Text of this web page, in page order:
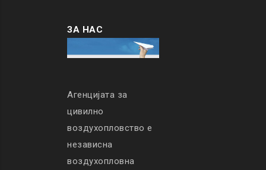
ЗА НАС
Агенцијата за
цивилно
воздухопловство е
независна
воздухопловна